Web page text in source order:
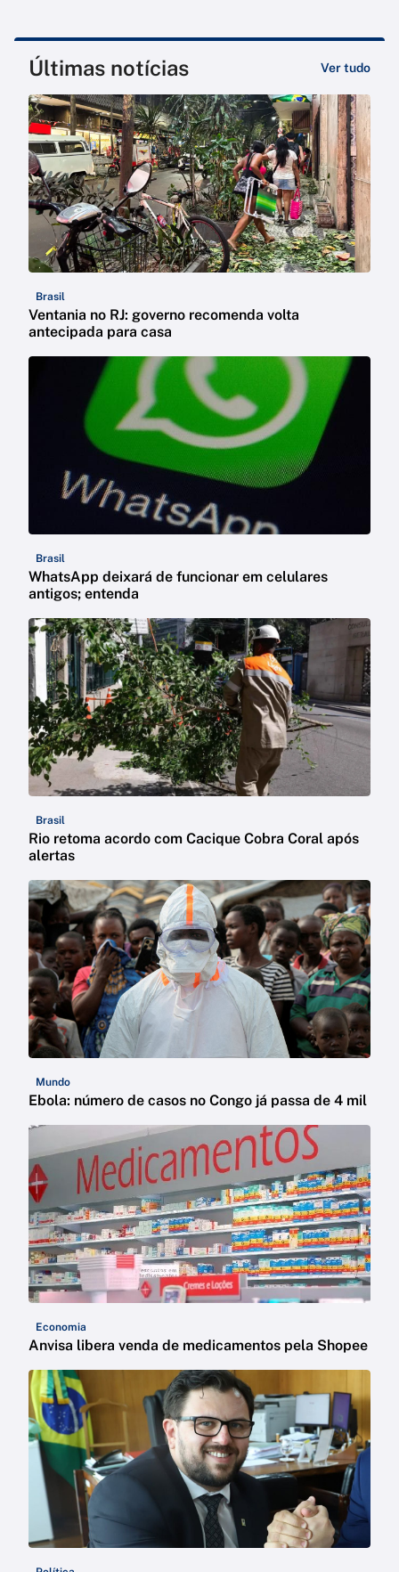
Últimas notícias Ver tudo
Brasil
Ventania no RJ: governo recomenda volta
antecipada para casa
Brasil
WhatsApp deixará de funcionar em celulares
antigos; entenda
Brasil
Rio retoma acordo com Cacique Cobra Coral após
alertas
Mundo
Ebola: número de casos no Congo já passa de 4 mil
Economia
Anvisa libera venda de medicamentos pela Shopee